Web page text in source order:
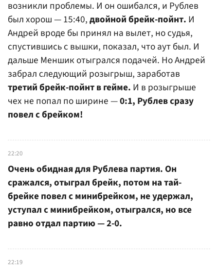
возникли проблемы. И он ошибался, и Рублев
был хорош — 15:40,двойной брейк-пойнт. И
Андрей вроде бы принял на вылет, но судья,
спустившись с вышки, показал, что аут был. И
дальше Меншик отыгрался подачей. Но Андрей
забрал следующий розыгрыш, заработав
третий брейк-пойнт в гейме. И в розыгрыше
чех не попал по ширине —0:1, Рублев сразу
повел с брейком!
22:20
Очень обидная для Рублева партия. Он
сражался, отыграл брейк, потом на тай-
брейке повел с минибрейком, не удержал,
уступал с минибрейком, отыгрался, но все
равно отдал партию — 2-0.
22:19